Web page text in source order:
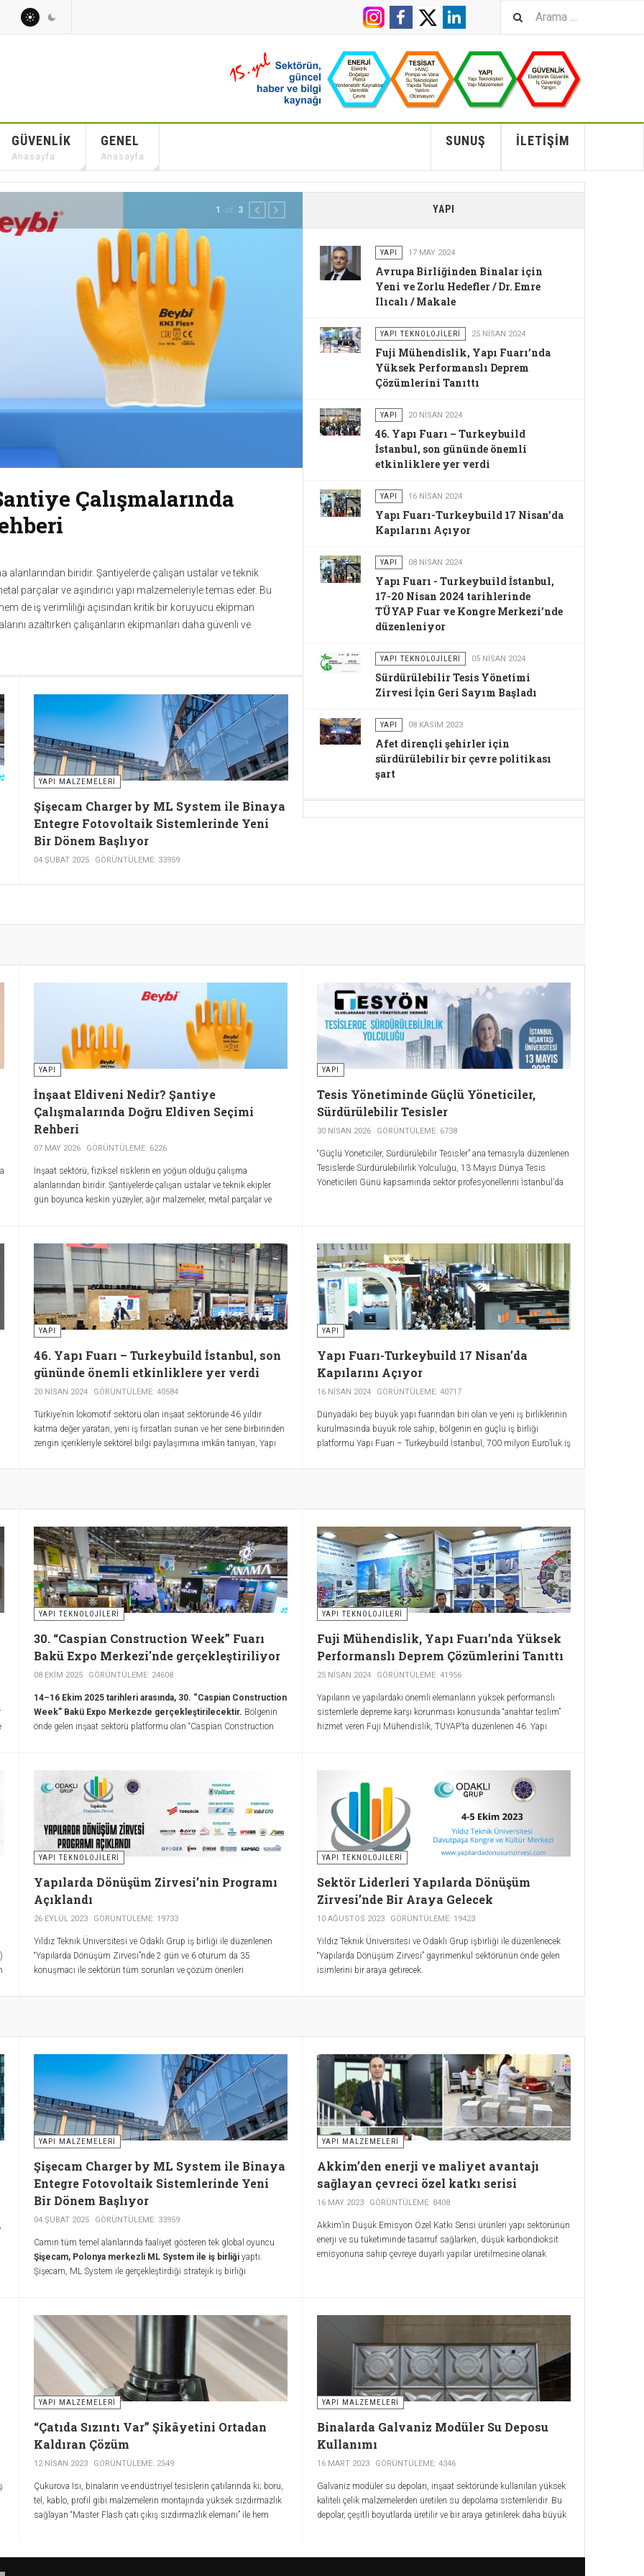
GÜVENLIK
Anasayfa
GENEL
Anasayfa
İLETIŞIM
SUNUŞ
Yöneticiler, Sürdürülebilir
düzenlenen Tesislerde Sürdürülebilirlik Yolculuğu, 13 Mayıs
İstanbul’da bir araya getirmeye hazırlanıyor.
2 of 3 PREVIOUS
YAPI MALZEMELERI
Şişecam Charger by ML System ile Binaya
Entegre Fotovoltaik Sistemlerinde Yeni
Bir Dönem Başlıyor
04 ŞUBAT 2025 GÖRÜNTÜLEME: 33959
YAPI
YAPI 17 MAY 2024
Avrupa Birliğinden Binalar için
Yeni ve Zorlu Hedefler / Dr. Emre
Ilıcalı / Makale
YAPI TEKNOLOJILERI 25 NISAN 2024
Fuji Mühendislik, Yapı Fuarı’nda
Yüksek Performanslı Deprem
Çözümlerini Tanıttı
YAPI 20 NISAN 2024
46. Yapı Fuarı – Turkeybuild
İstanbul, son gününde önemli
etkinliklere yer verdi
YAPI 16 NISAN 2024
Yapı Fuarı-Turkeybuild 17 Nisan’da
Kapılarını Açıyor
YAPI 08 NISAN 2024
Yapı Fuarı - Turkeybuild İstanbul,
17-20 Nisan 2024 tarihlerinde
TÜYAP Fuar ve Kongre Merkezi’nde
düzenleniyor
YAPI TEKNOLOJILERI 05 NISAN 2024
Sürdürülebilir Tesis Yönetimi
Zirvesi İçin Geri Sayım Başladı
YAPI 08 KASIM 2023
Afet dirençli şehirler için
sürdürülebilir bir çevre politikası
şart
YAPI
İnşaat Eldiveni Nedir? Şantiye
Çalışmalarında Doğru Eldiven Seçimi
Rehberi
07 MAY 2026 GÖRÜNTÜLEME: 6226
İnşaat sektörü, fiziksel risklerin en yoğun olduğu çalışma
alanlarından biridir. Şantiyelerde çalışan ustalar ve teknik ekipler
gün boyunca keskin yüzeyler, ağır malzemeler, metal parçalar ve
kullanımı, hem çalışan güvenliği hem de iş verimliliği açısından
kritik bir koruyucu ekipman olarak değerlendirilir. Doğru eldiven
seçimi, el yaralanmalarını azaltırken çalışanların ekipmanları daha
güvenli ve kontrollü şekilde kullanmasına yardımcı olur.
YAPI
Tesis Yönetiminde Güçlü Yöneticiler,
Sürdürülebilir Tesisler
30 NISAN 2026 GÖRÜNTÜLEME: 6738
“Güçlü Yöneticiler, Sürdürülebilir Tesisler’’ ana temasıyla düzenlenen
Tesislerde Sürdürülebilirlik Yolculuğu, 13 Mayıs Dünya Tesis
Yöneticileri Günü kapsamında sektör profesyonellerini İstanbul’da
YAPI
46. Yapı Fuarı – Turkeybuild İstanbul, son
gününde önemli etkinliklere yer verdi
20 NISAN 2024 GÖRÜNTÜLEME: 40584
Türkiye’nin lokomotif sektörü olan inşaat sektöründe 46 yıldır
katma değer yaratan, yeni iş fırsatları sunan ve her sene birbirinden
zengin içerikleriyle sektörel bilgi paylaşımına imkân tanıyan, Yapı
katkı sağlıyor. 17-20 Nisan tarihleri arasında TÜYAP Fuar ve Kongre
medyada öne çıkmanın ipuçlarını söyledi.
YAPI
Yapı Fuarı-Turkeybuild 17 Nisan’da
Kapılarını Açıyor
16 NISAN 2024 GÖRÜNTÜLEME: 40717
Dünyadaki beş büyük yapı fuarından biri olan ve yeni iş birliklerinin
kurulmasında büyük role sahip, bölgenin en güçlü iş birliği
platformu Yapı Fuarı – Turkeybuild İstanbul, 700 milyon Euro’luk iş
kapılarını açıyor. Kuzey Kıbrıs Türk Cumhuriyeti, Rusya ve
YAPI TEKNOLOJILERI
30. “Caspian Construction Week” Fuarı
Bakü Expo Merkezi'nde gerçekleştiriliyor
08 EKIM 2025 GÖRÜNTÜLEME: 24608
14–16 Ekim 2025 tarihleri arasında, 30. “Caspian Construction
Week” Bakü Expo Merkezde gerçekleştirilecektir. Bölgenin
önde gelen inşaat sektörü platformu olan “Caspian Construction
İnşaat Fuarı – “BakuBuild”, 5. Yıl Dönümü Azerbaycan Uluslararası
Karabağ’ın Yeniden İnşası, Restorasyonu ve Kalkınması Fuarı –
“Rebuild Karabakh”, 17. Uluslararası Isıtma, Havalandırma, Klima,
Su Temini, Sıhhi Tesisat ve Yüzme Havuzu Fuarı – “Aquatherm
Baku”, 4. Hazar Uluslararası Plastik ve Polimer Endüstrisi Fuarı –
“Plastex Caspian” ve 13. Hazar Uluslararası Yol Altyapısı ve Toplu
Taşıma Fuarı – “Road&Traffic” düzenlenecektir.
YAPI TEKNOLOJILERI
Fuji Mühendislik, Yapı Fuarı’nda Yüksek
Performanslı Deprem Çözümlerini Tanıttı
25 NISAN 2024 GÖRÜNTÜLEME: 41956
Yapıların ve yapılardaki önemli elemanların yüksek performanslı
sistemlerle depreme karşı korunması konusunda “anahtar teslim”
hizmet veren Fuji Mühendislik, TÜYAP’ta düzenlenen 46. Yapı
tarafından büyük ilgi gördü.
YAPI TEKNOLOJILERI
Yapılarda Dönüşüm Zirvesi’nin Programı
Açıklandı
26 EYLÜL 2023 GÖRÜNTÜLEME: 19733
Yıldız Teknik Üniversitesi ve Odaklı Grup iş birliği ile düzenlenen
“Yapılarda Dönüşüm Zirvesi”nde 2 gün ve 6 oturum da 35
konuşmacı ile sektörün tüm sorunları ve çözüm önerileri
YAPI TEKNOLOJILERI
Sektör Liderleri Yapılarda Dönüşüm
Zirvesi’nde Bir Araya Gelecek
10 AĞUSTOS 2023 GÖRÜNTÜLEME: 19423
Yıldız Teknik Üniversitesi ve Odaklı Grup işbirliği ile düzenlenecek
“Yapılarda Dönüşüm Zirvesi” gayrimenkul sektörünün önde gelen
isimlerini bir araya getirecek.
YAPI MALZEMELERI
Şişecam Charger by ML System ile Binaya
Entegre Fotovoltaik Sistemlerinde Yeni
Bir Dönem Başlıyor
04 ŞUBAT 2025 GÖRÜNTÜLEME: 33959
Camın tüm temel alanlarında faaliyet gösteren tek global oyuncu
Şişecam, Polonya merkezli ML System ile iş birliği yaptı.
Şişecam, ML System ile gerçekleştirdiği stratejik iş birliği
çözümlerinde önemli bir adım atarak sektörde yenilikçi bir dönemi
başlattı. Bu iş birliğiyle Şişecam, sürdürülebilir geleceğin
mimarisine temiz enerji üretimi ve modern tasarımı da entegre eden
yenilikçi çözümler sunacak.
YAPI MALZEMELERI
Akkim’den enerji ve maliyet avantajı
sağlayan çevreci özel katkı serisi
16 MAY 2023 GÖRÜNTÜLEME: 8408
Akkim’in Düşük Emisyon Özel Katkı Serisi ürünleri yapı sektörünün
enerji ve su tüketiminde tasarruf sağlarken, düşük karbondioksit
emisyonuna sahip çevreye duyarlı yapılar üretilmesine olanak
YAPI MALZEMELERI
“Çatıda Sızıntı Var” Şikâyetini Ortadan
Kaldıran Çözüm
12 NISAN 2023 GÖRÜNTÜLEME: 2549
Çukurova Isı, binaların ve endüstriyel tesislerin çatılarında ki; boru,
tel, kablo, profil gibi malzemelerin montajında yüksek sızdırmazlık
sağlayan “Master Flash çatı çıkış sızdırmazlık elemanı” ile hem
YAPI MALZEMELERI
Binalarda Galvaniz Modüler Su Deposu
Kullanımı
16 MART 2023 GÖRÜNTÜLEME: 4346
Galvaniz modüler su depoları, inşaat sektöründe kullanılan yüksek
kaliteli çelik malzemelerden üretilen su depolama sistemleridir. Bu
depolar, çeşitli boyutlarda üretilir ve bir araya getirilerek daha büyük
şekilde kullanılmasını sağlar.